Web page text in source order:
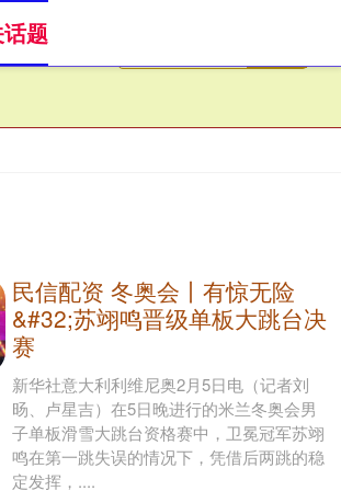
题
民信配资 冬奥会丨有惊无险
&#32;苏翊鸣晋级单板大跳台决
赛
新华社意大利利维尼奥2月5日电（记者刘
旸、卢星吉）在5日晚进行的米兰冬奥会男
子单板滑雪大跳台资格赛中，卫冕冠军苏翊
鸣在第一跳失误的情况下，凭借后两跳的稳
定发挥，....